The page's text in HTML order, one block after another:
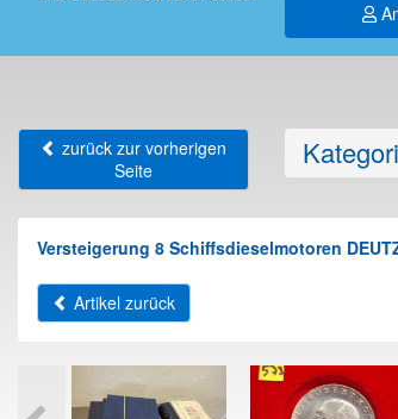
zurück zur vorherigen
Seite
Versteigerung 8 Schiffsdieselmotoren
Artikel zurück